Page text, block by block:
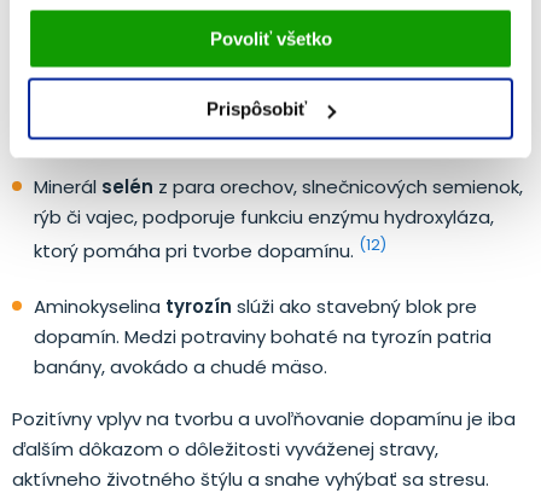
Vami udelený súhlas bude uchovávaný po dobu jedného
roka. Zmenu nastavení Vami odsúhlasených cookies
môžete upraviť v časti stránkyInformácie o cookies.
Povoliť všetko
Prispôsobiť
Omega-3 mastné kyseliny– predovšetkým
EPA a DHAz tučných rýb či sóje sú nevyhnutné pre
funkciu mozgu a podporujú tiež zdravú tvorbu
dopamínu.
Minerál selén z para orechov, slnečnicových semienok,
rýb či vajec, podporuje funkciu enzýmu hydroxyláza,
ktorý pomáha pri tvorbe dopamínu. (12)
Aminokyselina tyrozín slúži ako stavebný blok pre
dopamín. Medzi potraviny bohaté na tyrozín patria
banány, avokádo a chudé mäso.
Pozitívny vplyv na tvorbu a uvoľňovanie dopamínu je iba
ďalším dôkazom o dôležitosti vyváženej stravy,
aktívneho životného štýlu a snahe vyhýbať sa stresu.